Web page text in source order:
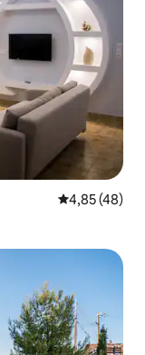
4,85 ud af 5 i
4,85 (48)